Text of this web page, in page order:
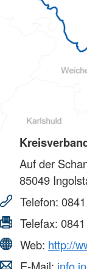
Auf der
85049
Telefon:
Telefax:
Web: http://